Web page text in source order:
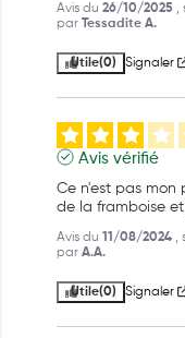
Avis du 26/10/2025 ,
par Tessadite A.
Utile(0) Signaler
Avis vérifié
Ce n'est pas mon
de la framboise
Avis du 11/08/2024 ,
par A.A.
Utile(0) Signaler